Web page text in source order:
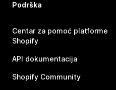
Podrška
Centar za pomoć platforme
Shopify
API dokumentacija
Shopify Community